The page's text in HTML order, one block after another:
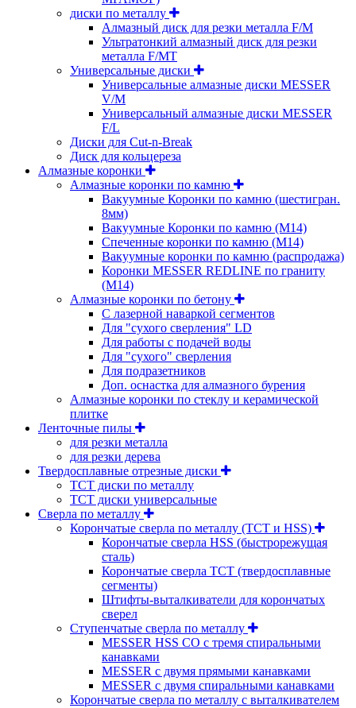
диски по металлу
Алмазный диск для резки металла F/M
Ультратонкий алмазный диск для резки
металла F/MT
Универсальные диски
Универсальные алмазные диски MESSER
V/M
Универсальный алмазные диски MESSER
F/L
Диски для Cut-n-Break
Диск для кольцереза
Алмазные коронки
Алмазные коронки по камню
Вакуумные Коронки по камню (шестигран.
8мм)
Вакуумные Коронки по камню (M14)
Спеченные коронки по камню (M14)
Вакуумные коронки по камню (распродажа)
Коронки MESSER REDLINE по граниту
(М14)
Алмазные коронки по бетону
С лазерной наваркой сегментов
Для "сухого сверления" LD
Для работы с подачей воды
Для "сухого" сверления
Для подразетников
Доп. оснастка для алмазного бурения
Алмазные коронки по стеклу и керамической
плитке
Ленточные пилы
для резки металла
для резки дерева
Твердосплавные отрезные диски
ТСТ диски по металлу
ТСТ диски универсальные
Сверла по металлу
Корончатые сверла по металлу (TCT и HSS)
Корончатые сверла HSS (быстрорежущая
сталь)
Корончатые сверла TCT (твердосплавные
сегменты)
Штифты-выталкиватели для корончатых
сверел
Ступенчатые сверла по металлу
MESSER HSS CО с тремя спиральными
канавками
MESSER с двумя прямыми канавками
MESSER с двумя спиральными канавками
Корончатые сверла по металлу c выталкивателем